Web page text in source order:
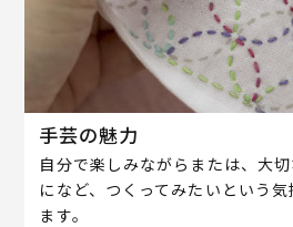
手芸の魅力
自分で楽しみながらまたは、大
になど、つくってみたいという
ます。